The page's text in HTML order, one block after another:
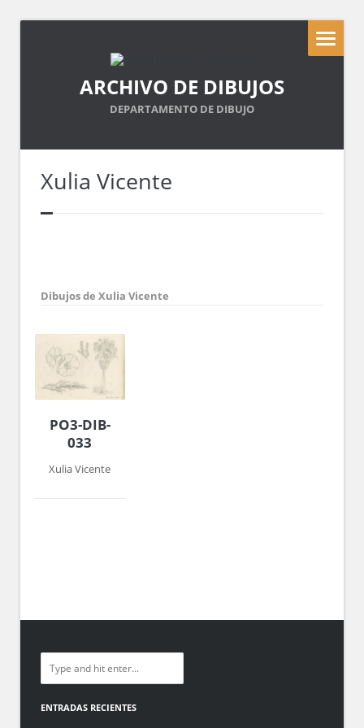
ARCHIVO DE DIBUJOS
DEPARTAMENTO DE DIBUJO
Xulia Vicente
Dibujos de Xulia Vicente
PO3-DIB-
033
Xulia Vicente
ENTRADAS RECIENTES